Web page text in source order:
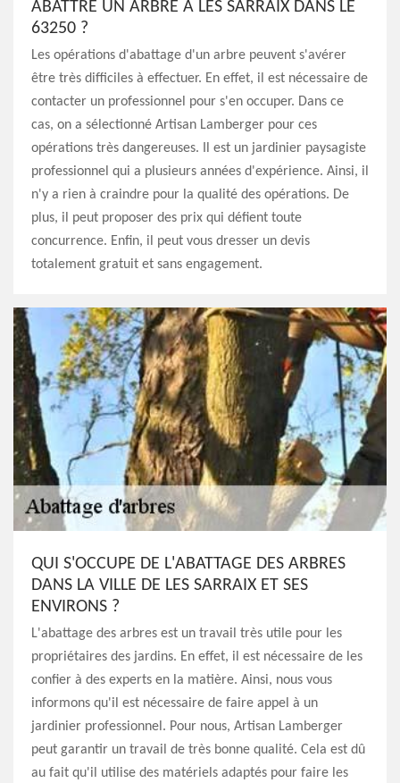
ABATTRE UN ARBRE À LES SARRAIX DANS LE
63250 ?
Les opérations d'abattage d'un arbre peuvent s'avérer
être très difficiles à effectuer. En effet, il est nécessaire de
contacter un professionnel pour s'en occuper. Dans ce
cas, on a sélectionné Artisan Lamberger pour ces
opérations très dangereuses. Il est un jardinier paysagiste
professionnel qui a plusieurs années d'expérience. Ainsi, il
n'y a rien à craindre pour la qualité des opérations. De
plus, il peut proposer des prix qui défient toute
concurrence. Enfin, il peut vous dresser un devis
totalement gratuit et sans engagement.
QUI S'OCCUPE DE L'ABATTAGE DES ARBRES
DANS LA VILLE DE LES SARRAIX ET SES
ENVIRONS ?
L'abattage des arbres est un travail très utile pour les
propriétaires des jardins. En effet, il est nécessaire de les
confier à des experts en la matière. Ainsi, nous vous
informons qu'il est nécessaire de faire appel à un
jardinier professionnel. Pour nous, Artisan Lamberger
peut garantir un travail de très bonne qualité. Cela est dû
au fait qu'il utilise des matériels adaptés pour faire les